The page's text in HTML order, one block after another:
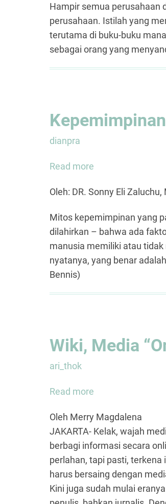
Jurnalistik
Kristen
Hampir semua perusahaan
perusahaan. Istilah yang
terutama di buku-buku
sebagai orang yang
dianpra
Read more
Yesus:
Servant
Leadership
Oleh: DR. Sonny Eli Zaluchu,
Mitos kepemimpinan yang
dilahirkan – bahwa ada
manusia memiliki atau
nyatanya, yang benar
Bennis)
Wiki, Media
ari_thok
Read more
Media
“Online”
Masa
Depan
Oleh Merry Magdalena
JAKARTA- Kelak, wajah
berbagi informasi secara
perlahan, tapi pasti,
harus bersaing dengan
Kini juga sudah mulai